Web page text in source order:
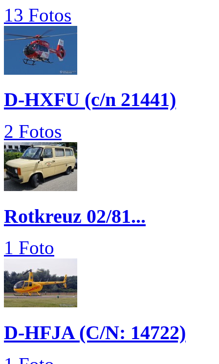
13 Fotos
D-HXFU (c/n 21441)
2 Fotos
Rotkreuz 02/81...
1 Foto
D-HFJA (C/N: 14722)